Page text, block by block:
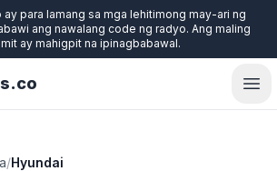
para lamang sa mga lehitimong may-ari ng
ang nawalang code ng radyo. Ang maling
ay mahigpit na ipinagbabawal.
/Hyundai